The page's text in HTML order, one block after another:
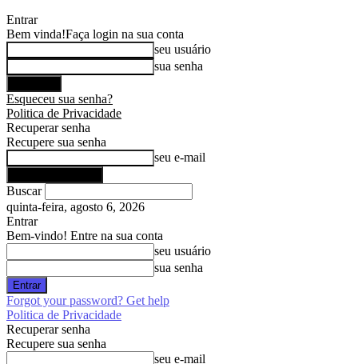
Entrar
Bem vinda!Faça login na sua conta
seu usuário
sua senha
Esqueceu sua senha?
Politica de Privacidade
Recuperar senha
Recupere sua senha
seu e-mail
Buscar
quinta-feira, agosto 6, 2026
Entrar
Bem-vindo! Entre na sua conta
seu usuário
sua senha
Forgot your password? Get help
Politica de Privacidade
Recuperar senha
Recupere sua senha
seu e-mail